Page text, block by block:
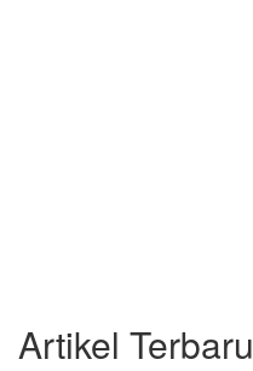
Artikel Terbaru